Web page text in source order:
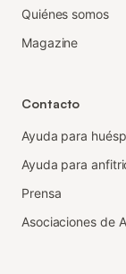
Quiénes somos
Magazine
Contacto
Ayuda para
Ayuda para
Prensa
Asociaciones de